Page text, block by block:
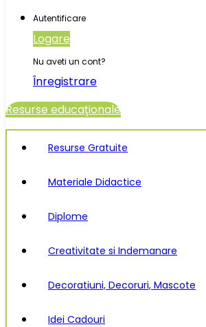
Autentificare
Logare
Nu aveti un cont?
Înregistrare
Resurse educaţionale
Resurse Gratuite
Materiale Didactice
Diplome
Creativitate si Indemanare
Decoratiuni, Decoruri, Mascote
Idei Cadouri